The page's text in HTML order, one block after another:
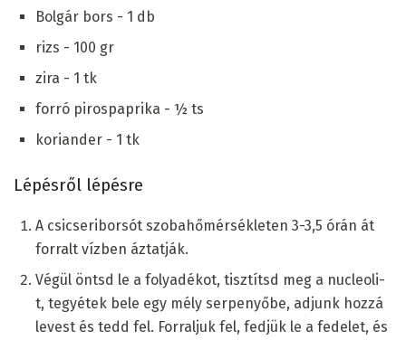
Bolgár bors - 1 db
rizs - 100 gr
zira - 1 tk
forró pirospaprika - ½ ts
koriander - 1 tk
Lépésről lépésre
A csicseriborsót szobahőmérsékleten 3-3,5 órán át
forralt vízben áztatják.
Végül öntsd le a folyadékot, tisztítsd meg a nucleoli-
t, tegyétek bele egy mély serpenyőbe, adjunk hozzá
levest és tedd fel. Forraljuk fel, fedjük le a fedelet, és